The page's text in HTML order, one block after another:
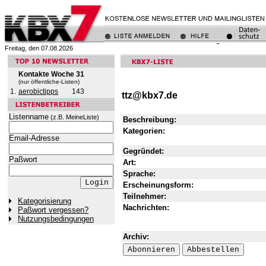
Freitag, den 07.08.2026
Kontakte Woche 31
(nur öffentliche-Listen)
1. aerobictipps 143
Listenname (z.B. MeineListe)
Email-Adresse
Paßwort
Kategorisierung
Paßwort vergessen?
Nutzungsbedingungen
ttz@kbx7.de
Beschreibung:
Kategorien:
Gegründet:
Art:
Sprache:
Erscheinungsform:
Teilnehmer:
Nachrichten:
Archiv: